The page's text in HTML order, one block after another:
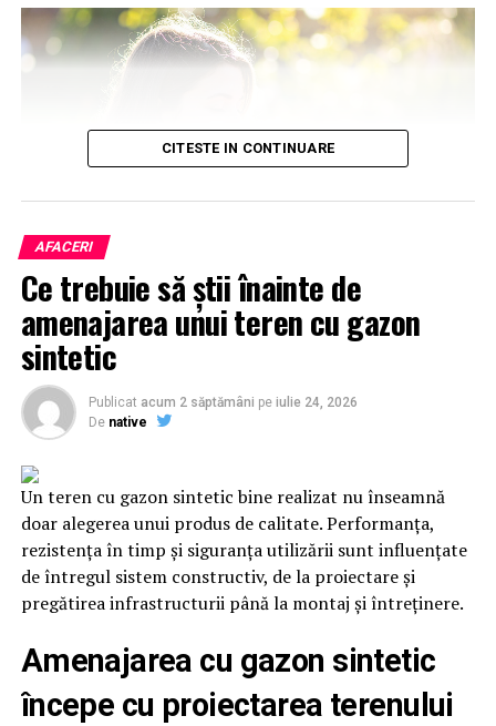
Ce ingrediente sunt ideale într-un parfum de vară?
Parfumierii aleg, de regulă, ingrediente care transmit
prospețime, energie și luminozitate. Citricele sunt
printre cele mai populare note ale sezonului, deoarece
oferă o senzație imediată de prospețime și se dezvoltă
frumos în contact cu pielea încălzită de soare.
Lime-ul
adesea completate de note verzi, acorduri curate sau
ingrediente lemnoase moderne, care adaugă profunzime
fără a încărca parfumul.
În același timp, parfumurile inspirate de vacanțe și
Ingrediente precum smochina, laptele de cocos sau
lemnul de santal creează parfumuri solare, relaxate și
confortabile, perfecte pentru serile de vară.
CITESTE IN CONTINUARE
AFACERI
Ce trebuie să știi înainte de
amenajarea unui teren cu gazon
sintetic
Publicat acum 2 săptămâni pe iulie 24, 2026
De native
Un teren cu gazon sintetic bine realizat nu înseamnă
doar alegerea unui produs de calitate. Performanța,
rezistența în timp și siguranța utilizării sunt influențate
de întregul sistem constructiv, de la proiectare și
pregătirea infrastructurii până la montaj și întreținere.
Amenajarea cu gazon sintetic
începe cu proiectarea terenului